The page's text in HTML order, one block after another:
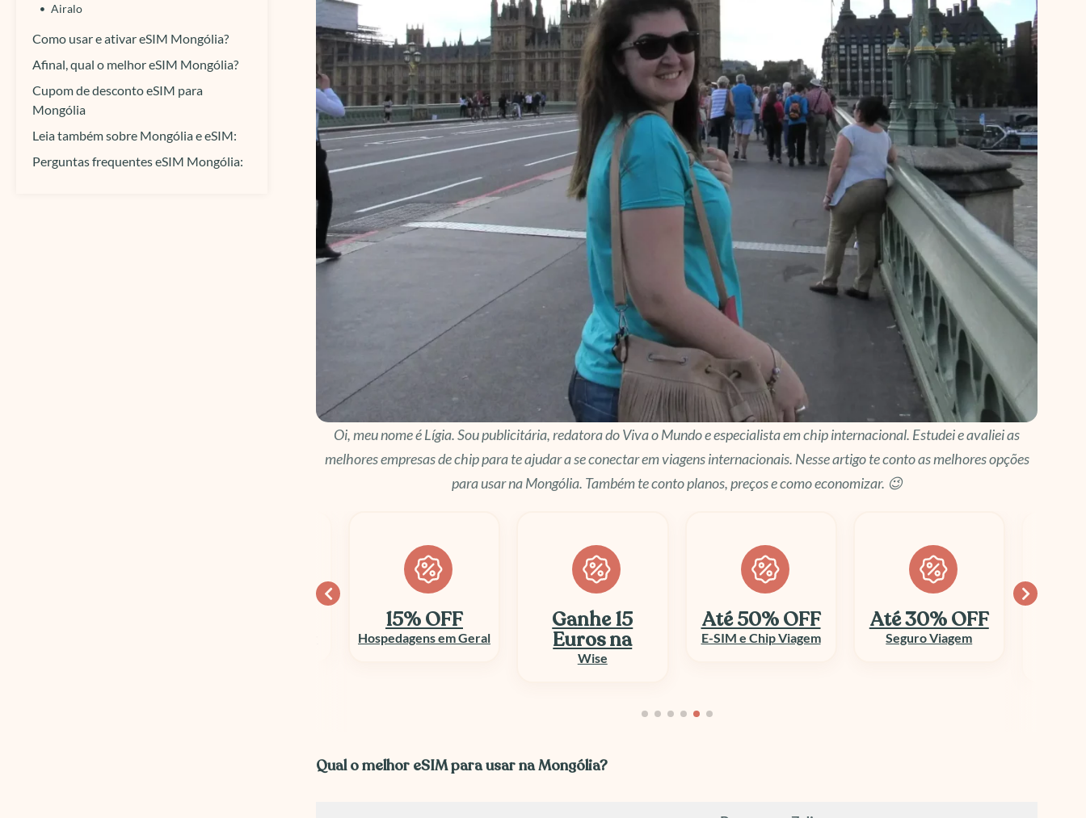
Airalo
Como usar e ativar eSIM Mongólia?
Afinal, qual o melhor eSIM Mongólia?
Cupom de desconto eSIM para
Mongólia
Leia também sobre Mongólia e eSIM:
Perguntas frequentes eSIM Mongólia:
Oi, meu nome é Lígia. Sou publicitária, redatora do Viva o Mundo e especialista em chip internacional. Estudei e avaliei as
melhores empresas de chip para te ajudar a se conectar em viagens internacionais. Nesse artigo te conto as melhores opções
para usar na Mongólia. Também te conto planos, preços e como economizar. 😉
Ganhe 15
Euros na
Até 50% OFF
E-SIM e Chip Viagem
Até 30% OFF
Seguro Viagem
Economize
até 70%
Qual o melhor eSIM para usar na Mongólia?